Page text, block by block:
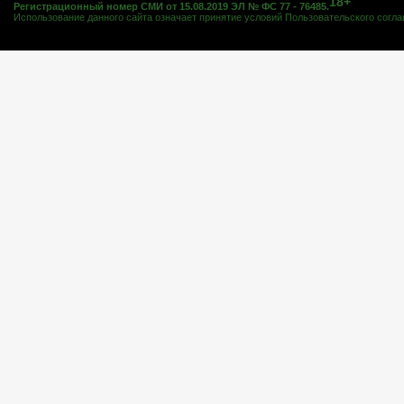
Регистрационный номер СМИ от 15.08.2019 ЭЛ № ФС 77 - 76485.
Использование данного сайта означает принятие условий Пользовательского